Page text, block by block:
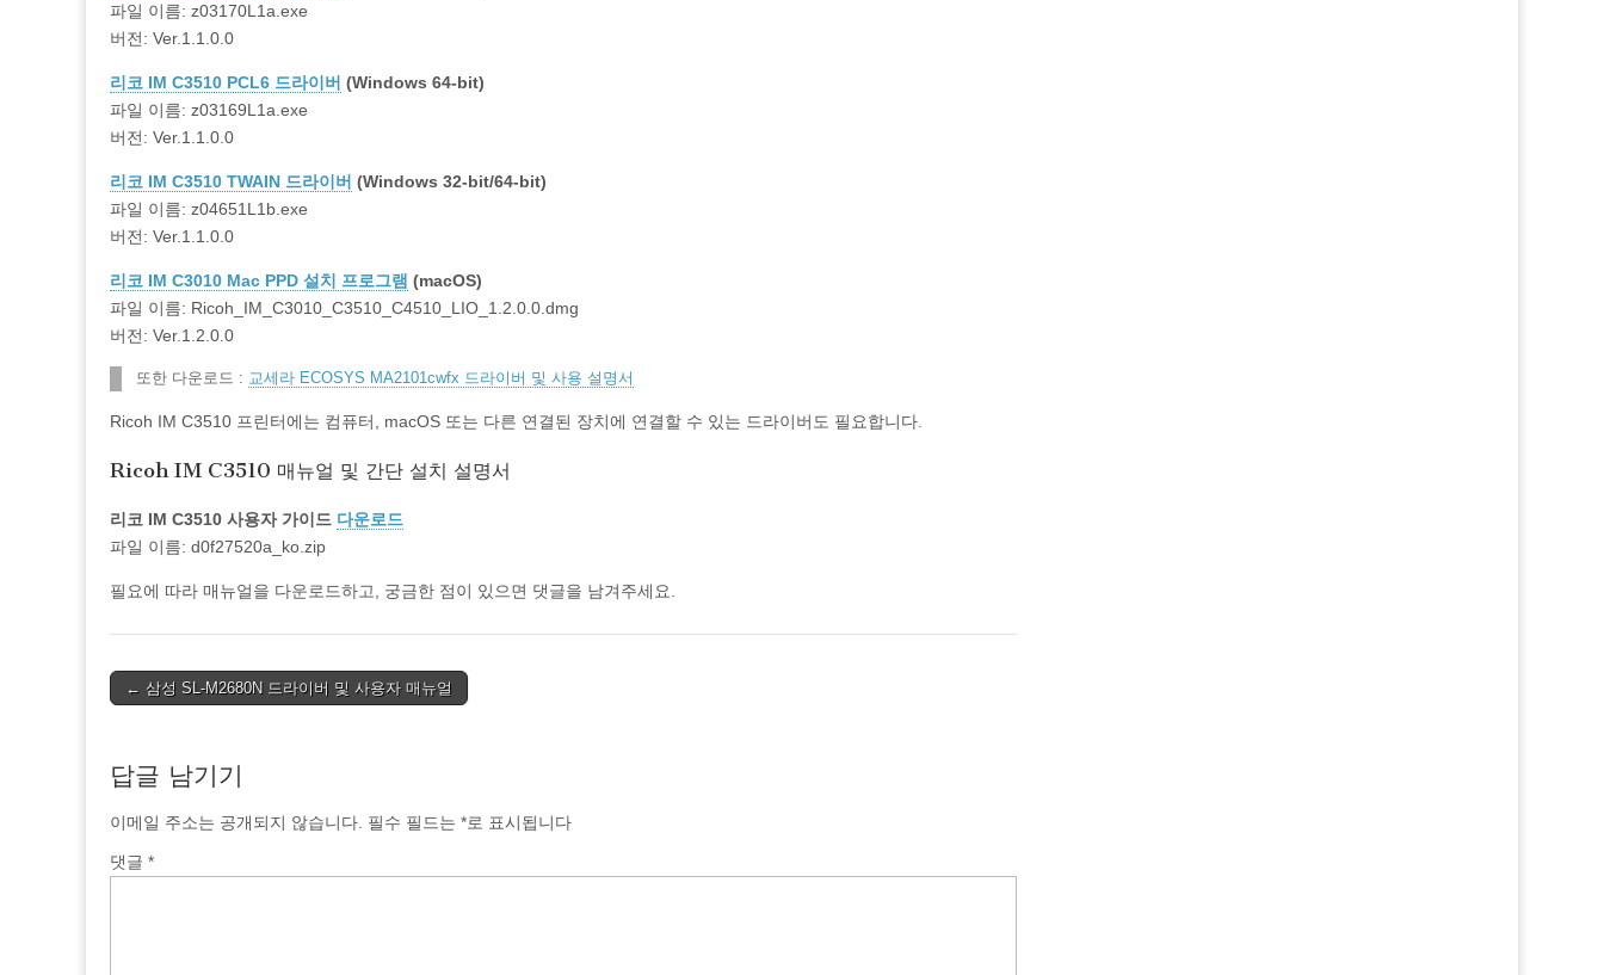
파일 이름: z03170L1a.exe
버전: Ver.1.1.0.0
리코 IM C3510 PCL6 드라이버 (Windows 64-bit)
파일 이름: z03169L1a.exe
버전: Ver.1.1.0.0
리코 IM C3510 TWAIN 드라이버 (Windows 32-bit/64-bit)
파일 이름: z04651L1b.exe
버전: Ver.1.1.0.0
리코 IM C3010 Mac PPD 설치 프로그램 (macOS)
파일 이름: Ricoh_IM_C3010_C3510_C4510_LIO_1.2.0.0.dmg
버전: Ver.1.2.0.0
또한 다운로드 : 교세라 ECOSYS MA2101cwfx 드라이버 및 사용 설명서
Ricoh IM C3510 프린터에는 컴퓨터, macOS 또는 다른 연결된 장치에 연결할 수 있는 드라이버도 필요합니다.
Ricoh IM C3510 매뉴얼 및 간단 설치 설명서
리코 IM C3510 사용자 가이드 다운로드
파일 이름: d0f27520a_ko.zip
필요에 따라 매뉴얼을 다운로드하고, 궁금한 점이 있으면 댓글을 남겨주세요.
Post
← 삼성 SL-M2680N 드라이버 및 사용자 매뉴얼
답글 남기기
이메일 주소는 공개되지 않습니다. 필수 필드는 *로 표시됩니다
댓글 *